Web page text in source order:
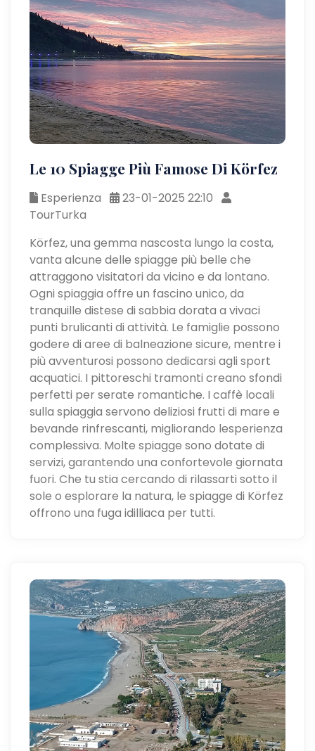
Le 10 Spiagge Più Famose Di Körfez
Esperienza
23-01-2025 22:10
TourTurka
Körfez, una gemma nascosta lungo la costa,
vanta alcune delle spiagge più belle che
attraggono visitatori da vicino e da lontano.
Ogni spiaggia offre un fascino unico, da
tranquille distese di sabbia dorata a vivaci
punti brulicanti di attività. Le famiglie possono
godere di aree di balneazione sicure, mentre i
più avventurosi possono dedicarsi agli sport
acquatici. I pittoreschi tramonti creano sfondi
perfetti per serate romantiche. I caffè locali
sulla spiaggia servono deliziosi frutti di mare e
bevande rinfrescanti, migliorando lesperienza
complessiva. Molte spiagge sono dotate di
servizi, garantendo una confortevole giornata
fuori. Che tu stia cercando di rilassarti sotto il
sole o esplorare la natura, le spiagge di Körfez
offrono una fuga idilliaca per tutti.